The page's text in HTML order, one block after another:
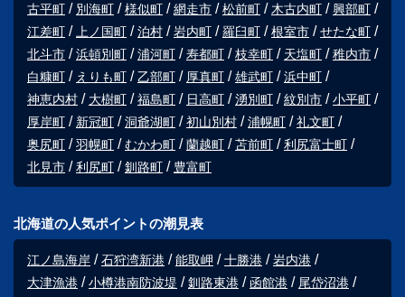
古平町
別海町 様似町 網走市 松前町 木古内町
興部町
江差町
上ノ国町 泊村 岩内町 羅臼町 根室市
せたな町
北斗市
浜頓別町 浦河町 寿都町 枝幸町 天塩町
稚内市
白糠町
えりも町 乙部町 厚真町 雄武町
浜中町
神恵内村
大樹町 福島町 日高町 湧別町 紋別市
小平町
厚岸町
新冠町 洞爺湖町 初山別村 浦幌町
礼文町
奥尻町
羽幌町 むかわ町 蘭越町 苫前町
利尻富士町
北見市
利尻町 釧路町 豊富町
北海道の人気ポイントの潮見表
江ノ島海岸 石狩湾新港 能取岬 十勝港
岩内港
大津漁港
小樽港南防波堤 釧路東港 函館港
尾岱沼港